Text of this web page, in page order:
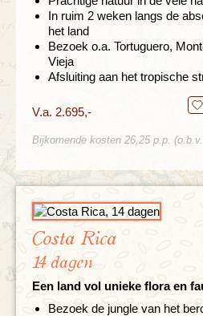
In ruim 2 weken langs de
het land
Bezoek o.a. Tortuguero,
Vieja
Afsluiting aan het tropische
V.a. 2.695,-
Bijkomende kosten 26,25 p.p.
Costa Rica
14 dagen
Een land vol unieke flora en
Bezoek de jungle van het